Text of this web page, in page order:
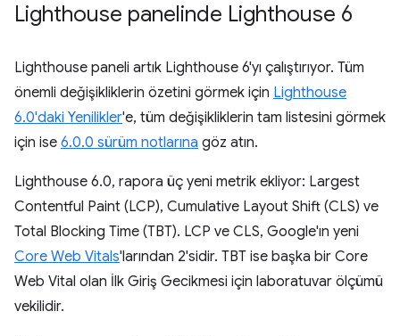
Lighthouse panelinde Lighthouse 6
Lighthouse paneli artık Lighthouse 6'yı çalıştırıyor. Tüm
önemli değişikliklerin özetini görmek için Lighthouse
6.0'daki Yenilikler'e, tüm değişikliklerin tam listesini görmek
için ise 6.0.0 sürüm notlarına göz atın.
Lighthouse 6.0, rapora üç yeni metrik ekliyor: Largest
Contentful Paint (LCP), Cumulative Layout Shift (CLS) ve
Total Blocking Time (TBT). LCP ve CLS, Google'ın yeni
Core Web Vitals'larından 2'sidir. TBT ise başka bir Core
Web Vital olan İlk Giriş Gecikmesi için laboratuvar ölçümü
vekilidir.